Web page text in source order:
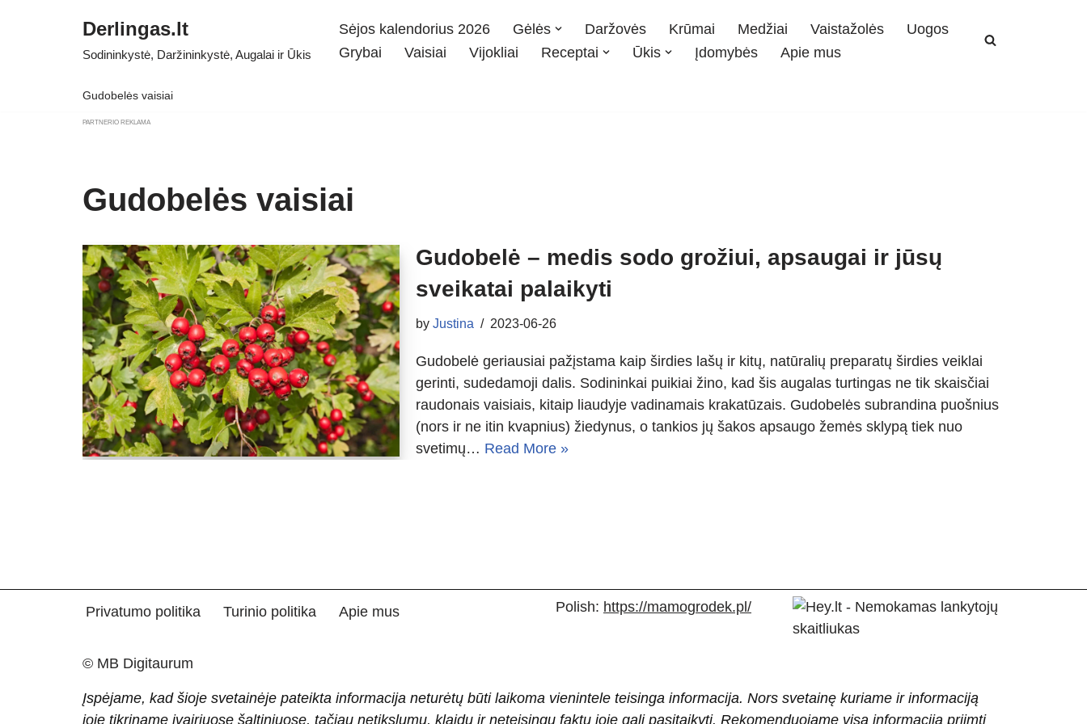
Derlingas.lt
Sodininkystė, Daržininkystė, Augalai ir Ūkis
Sėjos kalendorius 2026 Gėlės Daržovės Krūmai Medžiai Vaistažolės
Uogos
Grybai
Vaisiai Vijokliai Receptai Ūkis Įdomybės Apie mus
Gudobelės vaisiai
PARTNERIO REKLAMA
Gudobelės vaisiai
Gudobelė – medis sodo grožiui, apsaugai ir jūsų
sveikatai palaikyti
by Justina 2023-06-26
Gudobelė geriausiai pažįstama kaip širdies lašų ir kitų, natūralių preparatų širdies veiklai
gerinti, sudedamoji dalis. Sodininkai puikiai žino, kad šis augalas turtingas ne tik skaisčiai
raudonais vaisiais, kitaip liaudyje vadinamais krakatūzais. Gudobelės subrandina puošnius
(nors ir ne itin kvapnius) žiedynus, o tankios jų šakos apsaugo žemės sklypą tiek nuo
svetimų… Read More »
Privatumo politika Turinio politika Apie mus Polish: https://mamogrodek.pl/
© MB Digitaurum
Įspėjame, kad šioje svetainėje pateikta informacija neturėtų būti laikoma vienintele teisinga informacija. Nors svetainę kuriame ir informaciją
joje tikriname įvairiuose šaltiniuose, tačiau netikslumų, klaidų ir neteisingų faktų joje gali pasitaikyti. Rekomenduojame visą informaciją priimti